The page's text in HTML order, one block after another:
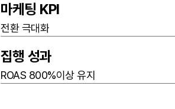
마케팅 KPI
전환 극대화
집행 성과
ROAS 800%이상 유지